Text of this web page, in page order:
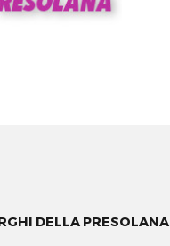
DELLA PRESOLANA